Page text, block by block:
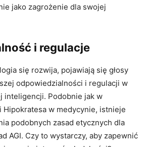
jako zagrożenie dla swojej
i regulacje
się rozwija, pojawiają się głosy
odpowiedzialności i regulacji w
inteligencji. Podobnie jak w
Hipokratesa w medycynie, istnieje
podobnych zasad etycznych dla
AGI. Czy to wystarczy, aby zapewnić